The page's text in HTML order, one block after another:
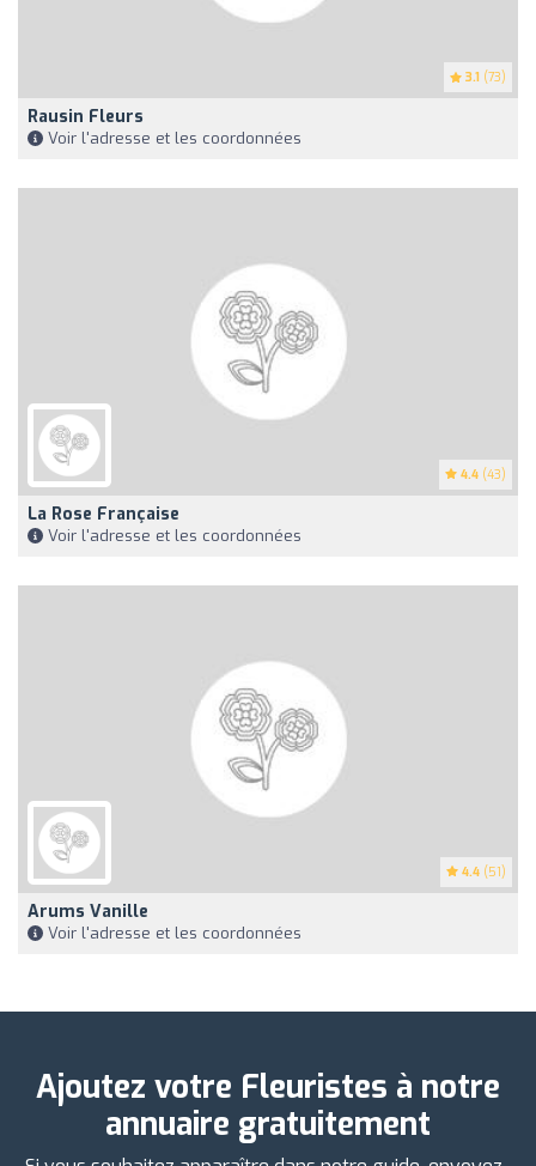
3.1 (73)
Rausin Fleurs
Voir l'adresse et les coordonnées
4.4 (43)
La Rose Française
Voir l'adresse et les coordonnées
4.4 (51)
Arums Vanille
Voir l'adresse et les coordonnées
Ajoutez votre Fleuristes à notre
annuaire gratuitement